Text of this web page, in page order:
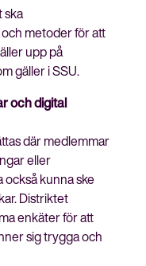
ska
metoder för att
upp på
gäller i SSU.
och digital
där medlemmar
eller
kunna ske
Distriktet
enkäter för att
sig trygga och